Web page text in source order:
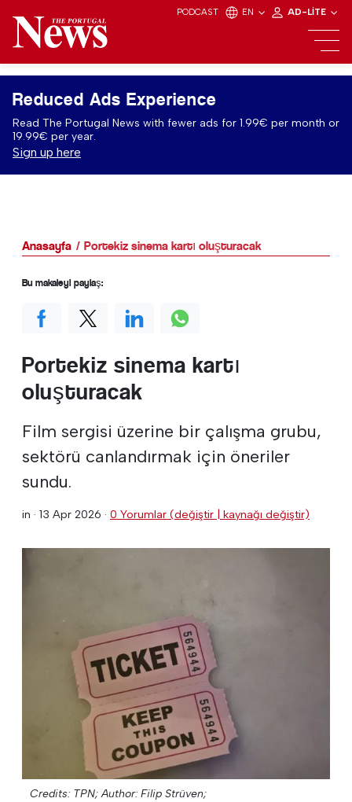
PODCAST EN AD-LITE
Reduced Ads Experience
Read The Portugal News with fewer ads for 1.99€ per month or
19.99€ per year.
Sign up here
Anasayfa Portekiz sinema kartı oluşturacak
Portekiz sinema kartı
oluşturacak
Film sergisi üzerine bir çalışma grubu,
sektörü canlandırmak için öneriler
sundu.
in · 13 Apr 2026 · 0 Yorumlar (değiştir | kaynağı değiştir)
Credits: TPN; Author: Filip Strüven;
Bu makaleyi paylaş: